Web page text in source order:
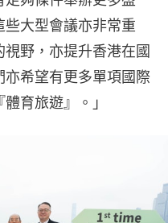
大型會議亦非常重
野，亦提升香港在國
亦希望有更多單項國際
育旅遊』。」